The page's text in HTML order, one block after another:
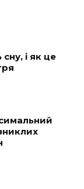
і як це